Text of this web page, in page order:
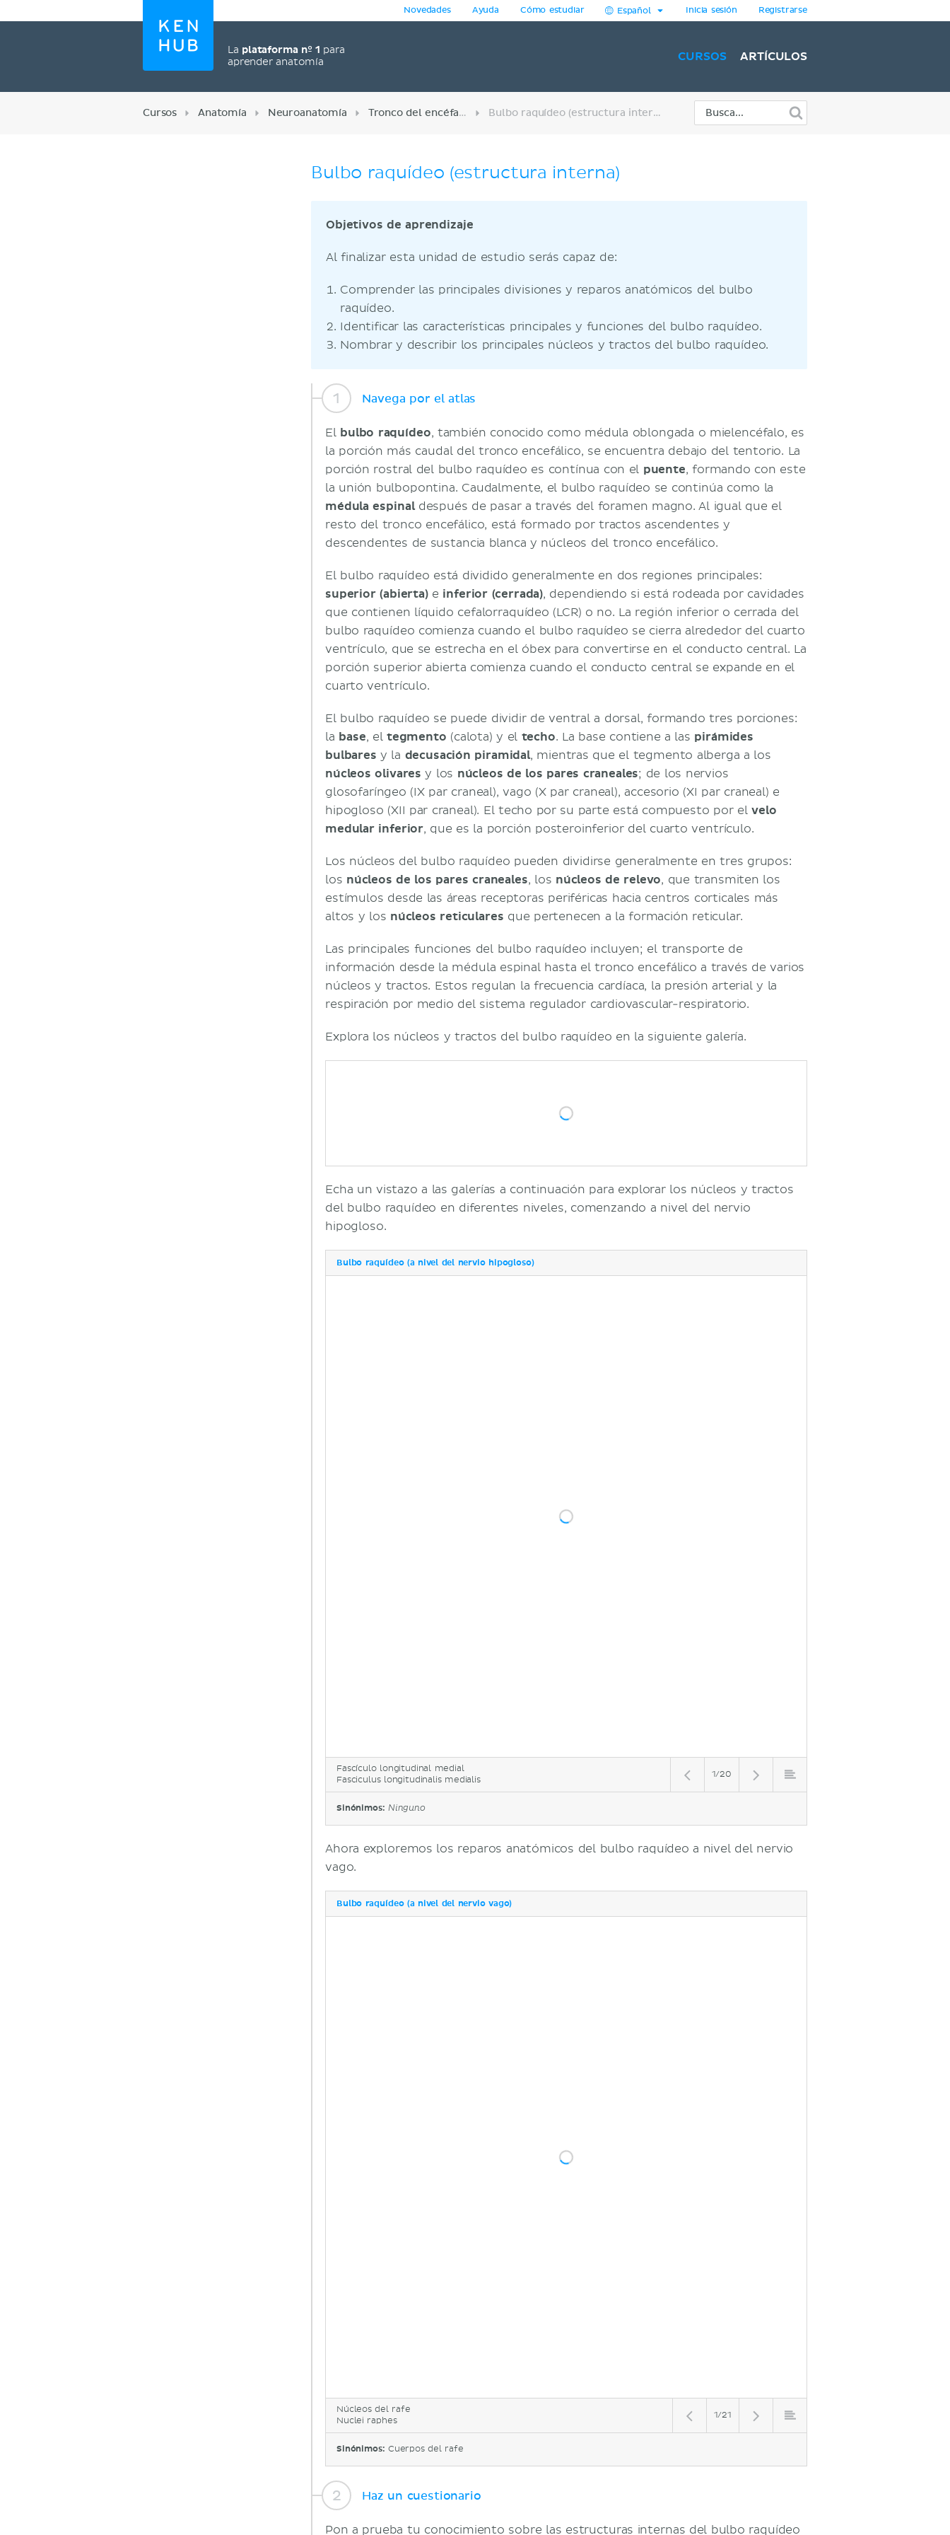
La plataforma nº 1 para
aprender anatomía
Novedades Ayuda Cómo estudiar Español Inicia sesión Registrarse
CURSOS ARTÍCULOS
Cursos Anatomía Neuroanatomía Tronco del encéfalo Bulbo raquídeo (estructura interna)
Bulbo raquídeo (estructura interna)
Objetivos de aprendizaje
Al finalizar esta unidad de estudio serás capaz de:
Comprender las principales divisiones y reparos anatómicos del bulbo
raquídeo.
Identificar las características principales y funciones del bulbo raquídeo.
Nombrar y describir los principales núcleos y tractos del bulbo raquídeo.
Navega por el atlas
El bulbo raquídeo, también conocido como médula oblongada o mielencéfalo, es
la porción más caudal del tronco encefálico, se encuentra debajo del tentorio. La
porción rostral del bulbo raquídeo es contínua con el puente, formando con este
la unión bulbopontina. Caudalmente, el bulbo raquídeo se continúa como la
médula espinaldespués de pasar a través del foramen magno. Al igual que el
resto del tronco encefálico, está formado por tractos ascendentes y
descendentes de sustancia blanca y núcleos del tronco encefálico.
El bulbo raquídeo está dividido generalmente en dos regiones principales:
superior (abierta) e inferior (cerrada), dependiendo si está rodeada por cavidades
que contienen líquido cefalorraquídeo (LCR) o no. La región inferior o cerrada del
bulbo raquídeo comienza cuando el bulbo raquídeo se cierra alrededor del cuarto
ventrículo, que se estrecha en el óbex para convertirse en el conducto central. La
porción superior abierta comienza cuando el conducto central se expande en el
cuarto ventrículo.
El bulbo raquídeo se puede dividir de ventral a dorsal, formando tres porciones:
la base, el tegmento (calota) y el techo. La base contiene a las pirámides
bulbares y la decusación piramidal, mientras que el tegmento alberga a los
núcleos olivares y los núcleos de los pares craneales; de los nervios
glosofaríngeo (IX par craneal), vago (X par craneal), accesorio (XI par craneal) e
hipogloso (XII par craneal). El techo por su parte está compuesto por elvelo
medular inferior, que es la porción posteroinferior del cuarto ventrículo.
Los núcleos del bulbo raquídeo pueden dividirse generalmente en tres grupos:
los núcleos de los pares craneales, los núcleos de relevo, que transmiten los
estímulos desde las áreas receptoras periféricas hacia centros corticales más
altos y los núcleos reticulares que pertenecen a la formación reticular.
Las principales funciones del bulbo raquídeo incluyen; el transporte de
información desde la médula espinal hasta el tronco encefálico a través de varios
núcleos y tractos. Estos regulan la frecuencia cardíaca, la presión arterial y la
respiración por medio del sistema regulador cardiovascular-respiratorio.
Explora los núcleos y tractos del bulbo raquídeo en la siguiente galería.
Echa un vistazo a las galerías a continuación para explorar los núcleos y tractos
del bulbo raquídeo en diferentes niveles, comenzando a nivel del nervio
hipogloso.
Bulbo raquídeo (a nivel del nervio hipogloso)
Fascículo longitudinal medial
Fasciculus longitudinalis medialis
1/20
Sinónimos: Ninguno
Ahora exploremos los reparos anatómicos del bulbo raquídeo a nivel del nervio
vago.
Bulbo raquídeo (a nivel del nervio vago)
Núcleos del rafe
Nuclei raphes
1/21
Sinónimos: Cuerpos del rafe
Haz un cuestionario
Pon a prueba tu conocimiento sobre las estructuras internas del bulbo raquídeo